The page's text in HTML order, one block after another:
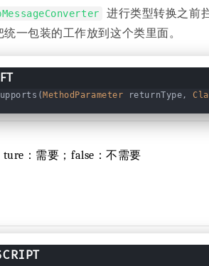
进行类型转换之前
一包装的工作放到这个类里面。
MethodParameter returnType,
：需要；false：不需要